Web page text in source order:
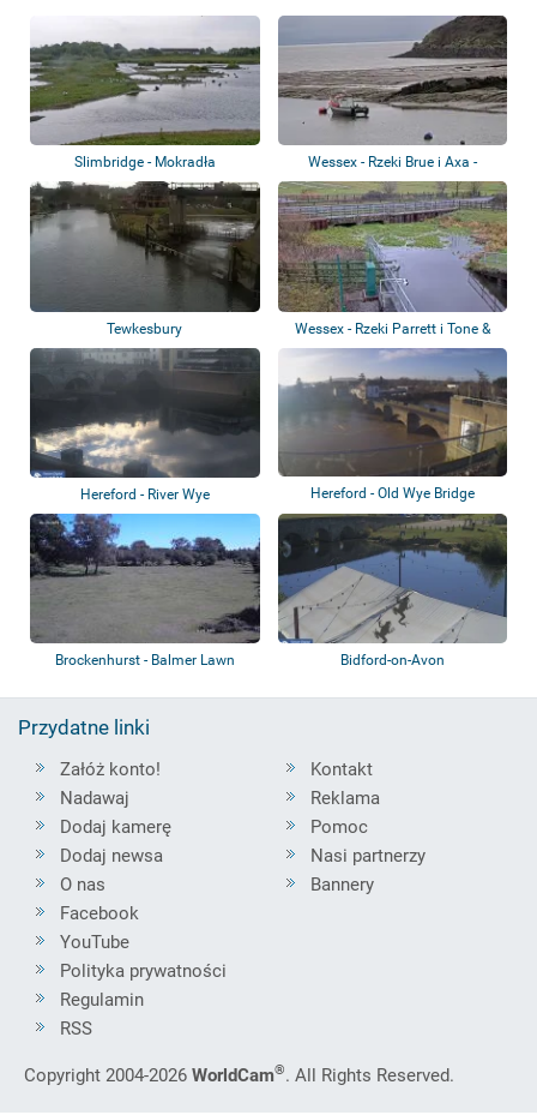
Slimbridge - Mokradła
Wessex - Rzeki Brue i Axa -
Kamery przec...
Tewkesbury
Wessex - Rzeki Parrett i Tone &
West Som...
Hereford - River Wye Hereford - Old Wye Bridge
Brockenhurst - Balmer Lawn
Bidford-on-Avon
Przydatne linki
Załóż konto!
Nadawaj
Dodaj kamerę
Dodaj newsa
O nas
Kontakt
Reklama
Pomoc
Nasi partnerzy
Bannery
Facebook
YouTube
Polityka prywatności
Regulamin
RSS
Copyright 2004-2026 WorldCam®. All Rights Reserved.